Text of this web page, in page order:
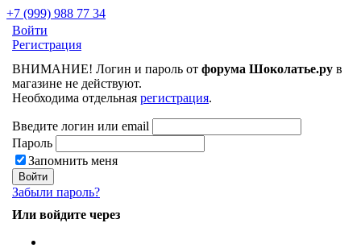
+7 (999) 988 77 34
Войти
Регистрация
ВНИМАНИЕ! Логин и пароль от форума Шоколатье.ру в
магазине не действуют.
Необходима отдельная регистрация.
Введите логин или email
Пароль
Запомнить меня
Забыли пароль?
Или войдите через